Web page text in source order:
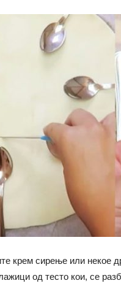
крем сирење или некое
од тесто кои, се